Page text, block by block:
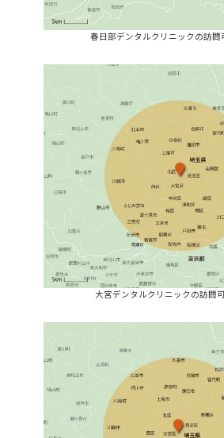
春日部デンタルクリニックの訪問
大宮デンタルクリニックの訪問